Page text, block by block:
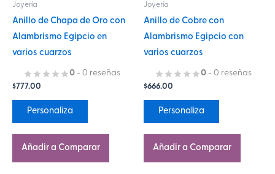
Joyería
Anillo de Chapa de Oro con
Alambrismo Egipcio en
varios cuarzos
0 - 0 reseñas
$777.00
Personaliza
elegir
en
página
Añadir a Comparar
Joyería
Anillo de Cobre con
Alambrismo Egipcio con
varios cuarzos
0 - 0 reseñas
$666.00
Personaliza
elegir
en
página
Añadir a Comparar